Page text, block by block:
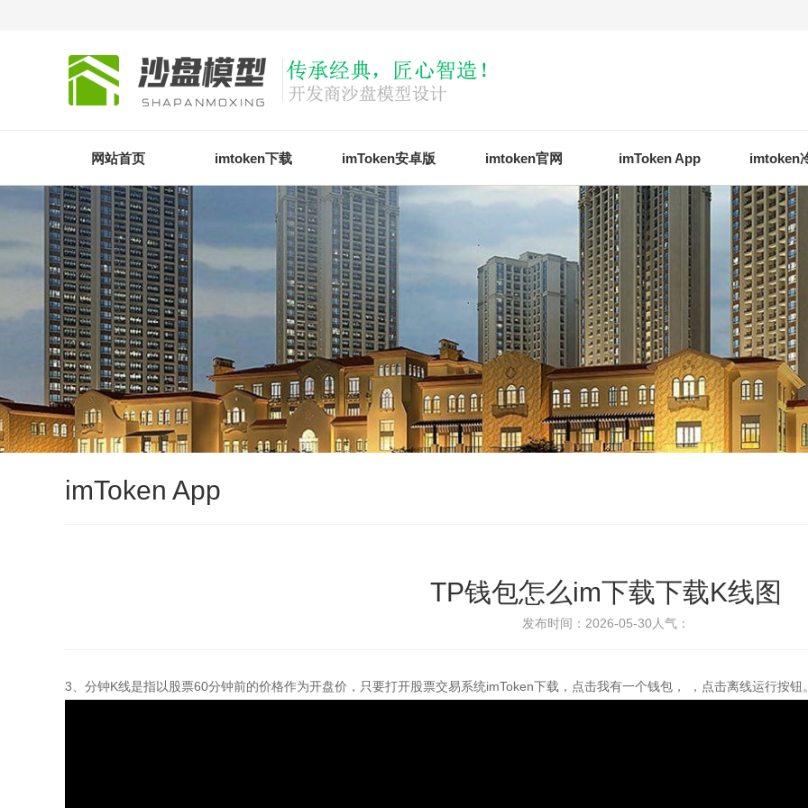
网站首页 imtoken下载 imToken安卓版 imtoken官网 imToken App imtoken
imToken App
TP钱包怎么im下载下载K线图
发布时间：2026-05-30 人气：
3、分钟K线是指以股票60分钟前的价格作为开盘价，只要打开股票交易系统imToken下载，点击我有一个钱包， ，点击离线运行按钮